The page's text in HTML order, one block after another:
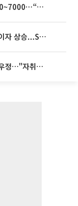
[주간증시전망] 다음주 코스피 6000~7000⋯“外人 수급은 정책이 변수”
뉴욕증시, 연준 금리인상 기대감 꺾이자 상승...S&P500 사상 최고치 [종합]
'나혼산' 류혜영, 고경표와 16년산 우정…"자취방서 부모님과 마주쳐"